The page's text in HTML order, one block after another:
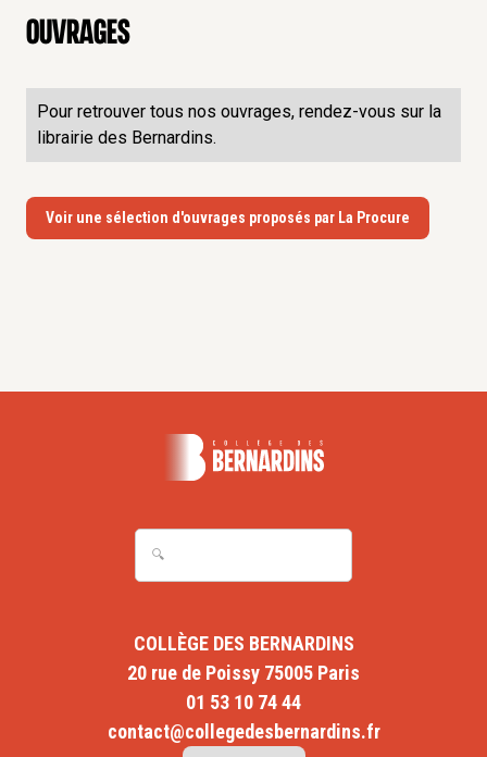
Ouvrages
Pour retrouver tous nos ouvrages, rendez-vous sur la
librairie des Bernardins.
Voir une sélection d'ouvrages proposés par La Procure
COLLÈGE DES BERNARDINS
20 rue de Poissy 75005 Paris
01 53 10 74 44
contact@collegedesbernardins.fr